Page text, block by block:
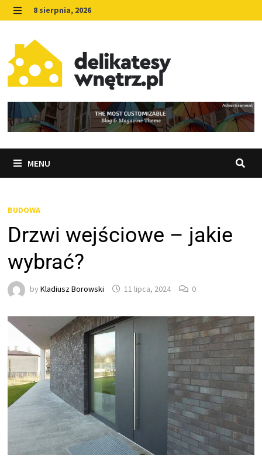
Skip
to
content
MENU
8 sierpnia, 2026
MENU
BUDOWA
Drzwi wejściowe – jakie
wybrać?
byKladiusz Borowski 11 lipca, 2024 0